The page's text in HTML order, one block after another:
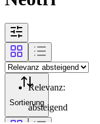
Sortierung
Relevanz:
absteigend